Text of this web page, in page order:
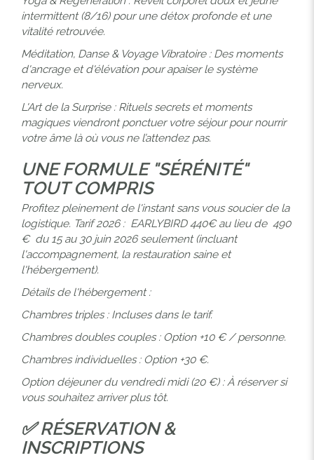
Previous Next
intermittent (8/16) pour une détox profonde et une
vitalité retrouvée.
Méditation, Danse & Voyage Vibratoire : Des moments
d'ancrage et d'élévation pour apaiser le système
nerveux.
L'Art de la Surprise : Rituels secrets et moments
magiques viendront ponctuer votre séjour pour nourrir
votre âme là où vous ne l’attendez pas.
UNE FORMULE "SÉRÉNITÉ"
TOUT COMPRIS
Profitez pleinement de l'instant sans vous soucier de la
logistique. Tarif 2026 : EARLYBIRD 440€ au lieu de 490
€ du 15 au 30 juin 2026 seulement (incluant
l'accompagnement, la restauration saine et
l'hébergement).
Détails de l'hébergement :
Chambres triples : Incluses dans le tarif.
Chambres doubles couples : Option +10 € / personne.
Chambres individuelles : Option +30 €.
Option déjeuner du vendredi midi (20 €) : À réserver si
vous souhaitez arriver plus tôt.
✅ RÉSERVATION &
INSCRIPTIONS